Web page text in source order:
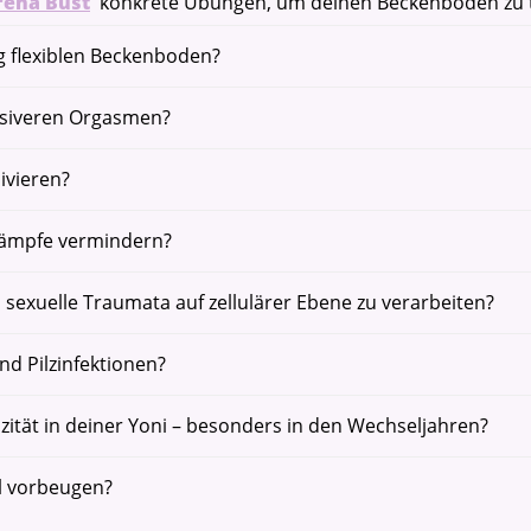
Beckenboden?
Orgasmen?
vermindern?
Traumata auf zellulärer Ebene zu verarbeiten?
Pilzinfektionen?
in deiner Yoni – besonders in den Wechseljahren?